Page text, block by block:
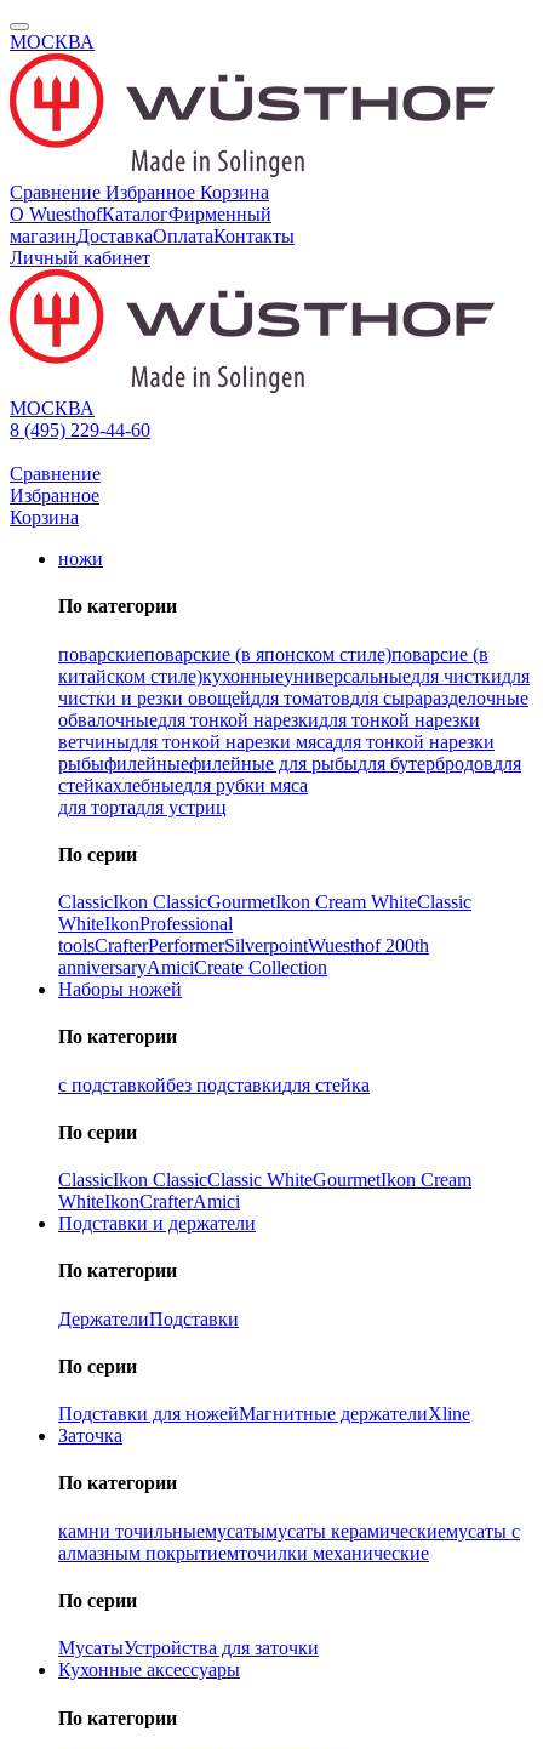
МОСКВА
Сравнение Избранное Корзина
О WuesthofКаталогФирменный
магазинДоставкаОплатаКонтакты
Личный кабинет
МОСКВА
8 (495) 229-44-60
Сравнение
Избранное
Корзина
ножи
По категории
поварскиеповарские (в японском стиле)поварсие (в
китайском стиле)кухонныеуниверсальныедля чисткидля
чистки и резки овощейдля томатовдля сыраразделочные
обвалочныедля тонкой нарезкидля тонкой нарезки
ветчиныдля тонкой нарезки мясадля тонкой нарезки
рыбыфилейныефилейные для рыбыдля бутербродовдля
стейкахлебныедля рубки мяса
для тортадля устриц
По серии
ClassicIkon ClassiсGourmetIkon Cream WhiteClassic
WhiteIkonProfessional
toolsCrafterPerformerSilverpointWuesthof 200th
anniversaryAmiciCreate Collection
Наборы ножей
По категории
с подставкойбез подставкидля стейка
По серии
ClassicIkon ClassiсClassic WhiteGourmetIkon Cream
WhiteIkonCrafterAmici
Подставки и держатели
По категории
ДержателиПодставки
По серии
Подставки для ножейМагнитные держателиXline
Заточка
По категории
камни точильныемусатымусаты керамическиемусаты с
алмазным покрытиемточилки механические
По серии
МусатыУстройства для заточки
Кухонные аксессуары
По категории